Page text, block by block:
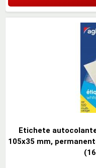
Etichete
105x35 mm,